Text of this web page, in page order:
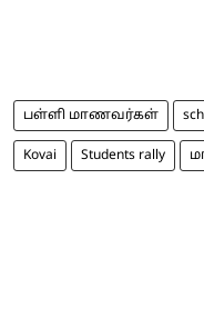
பள்ளி மாணவர்கள்
Kovai Students rally